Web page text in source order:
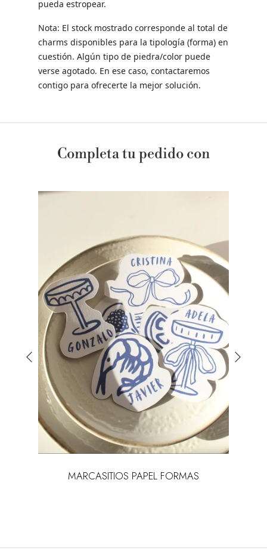
pueda estropear.
Nota: El stock mostrado corresponde al total de
charms disponibles para la tipología (forma) en
cuestión. Algún tipo de piedra/color puede
verse agotado. En ese caso, contactaremos
contigo para ofrecerte la mejor solución.
Completa tu pedido con
MARCASITIOS PAPEL FORMAS